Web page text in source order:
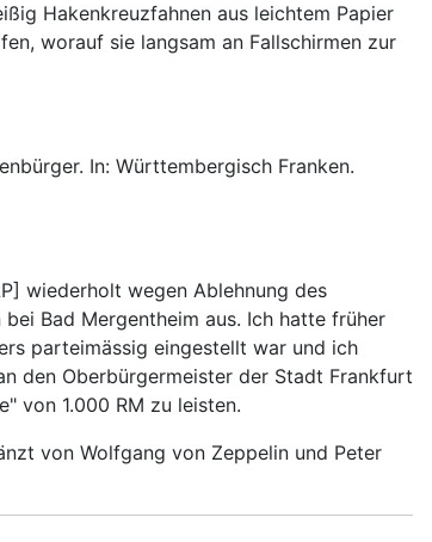
Hakenkreuzfahnen aus leichtem Papier
worauf sie langsam an Fallschirmen zur
In: Württembergisch Franken.
wiederholt wegen Ablehnung des
Bad Mergentheim aus. Ich hatte früher
parteimässig eingestellt war und ich
den Oberbürgermeister der Stadt Frankfurt
von 1.000 RM zu leisten.
von Wolfgang von Zeppelin und Peter